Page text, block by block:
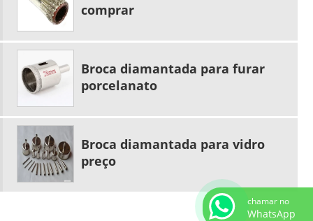
comprar
Broca diamantada para furar
porcelanato
Broca diamantada para vidro
preço
chamar no
WhatsApp